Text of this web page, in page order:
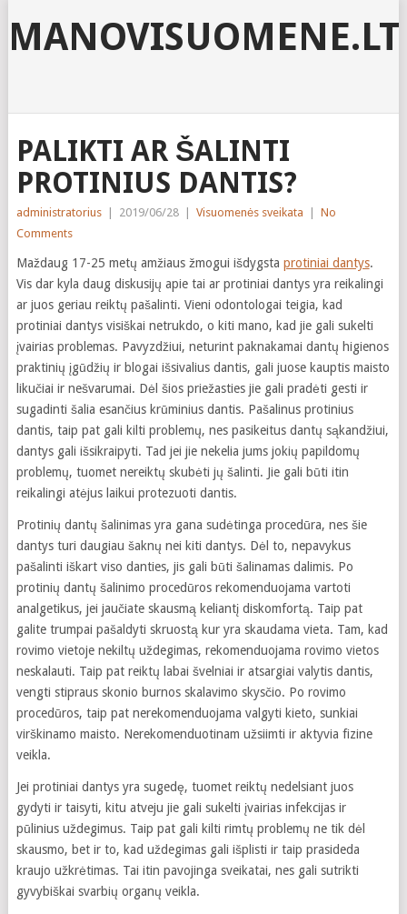
MANOVISUOMENE.LT
PALIKTI AR ŠALINTI
PROTINIUS DANTIS?
administratorius 2019/06/28 Visuomenės sveikata
No
Comments
Maždaug 17-25 metų amžiaus žmogui išdygsta protiniai dantys.
Vis dar kyla daug diskusijų apie tai ar protiniai dantys yra reikalingi
ar juos geriau reiktų pašalinti. Vieni odontologai teigia, kad
protiniai dantys visiškai netrukdo, o kiti mano, kad jie gali sukelti
įvairias problemas. Pavyzdžiui, neturint paknakamai dantų higienos
praktinių įgūdžių ir blogai išsivalius dantis, gali juose kauptis maisto
likučiai ir nešvarumai. Dėl šios priežasties jie gali pradėti gesti ir
sugadinti šalia esančius krūminius dantis. Pašalinus protinius
dantis, taip pat gali kilti problemų, nes pasikeitus dantų sąkandžiui,
dantys gali išsikraipyti. Tad jei jie nekelia jums jokių papildomų
problemų, tuomet nereiktų skubėti jų šalinti. Jie gali būti itin
reikalingi atėjus laikui protezuoti dantis.
Protinių dantų šalinimas yra gana sudėtinga procedūra, nes šie
dantys turi daugiau šaknų nei kiti dantys. Dėl to, nepavykus
pašalinti iškart viso danties, jis gali būti šalinamas dalimis. Po
protinių dantų šalinimo procedūros rekomenduojama vartoti
analgetikus, jei jaučiate skausmą keliantį diskomfortą. Taip pat
galite trumpai pašaldyti skruostą kur yra skaudama vieta. Tam, kad
rovimo vietoje nekiltų uždegimas, rekomenduojama rovimo vietos
neskalauti. Taip pat reiktų labai švelniai ir atsargiai valytis dantis,
vengti stipraus skonio burnos skalavimo skysčio. Po rovimo
procedūros, taip pat nerekomenduojama valgyti kieto, sunkiai
virškinamo maisto. Nerekomenduotinam užsiimti ir aktyvia fizine
veikla.
Jei protiniai dantys yra sugedę, tuomet reiktų nedelsiant juos
gydyti ir taisyti, kitu atveju jie gali sukelti įvairias infekcijas ir
pūlinius uždegimus. Taip pat gali kilti rimtų problemų ne tik dėl
skausmo, bet ir to, kad uždegimas gali išplisti ir taip prasideda
kraujo užkrėtimas. Tai itin pavojinga sveikatai, nes gali sutrikti
gyvybiškai svarbių organų veikla.